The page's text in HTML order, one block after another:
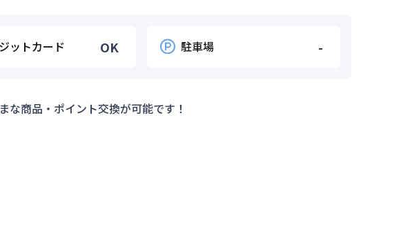
ットカード OK 駐車場 -
な商品・ポイント交換が可能です！